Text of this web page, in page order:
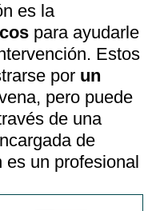
es la
para ayudarle
Estos
por un
pero puede
de una
de
es un profesional